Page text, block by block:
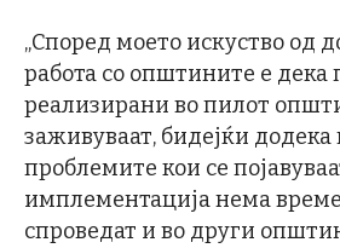
„Според моето искуство од
работа со општините е дека
реализирани во пилот
заживуваат, бидејќи додека
проблемите кои се
имплементација нема
спроведат и во други